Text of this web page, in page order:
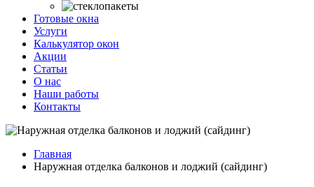
Готовые окна
Услуги
Калькулятор окон
Акции
Статьи
О нас
Наши работы
Контакты
Главная
Наружная отделка балконов и лоджий (сайдинг)